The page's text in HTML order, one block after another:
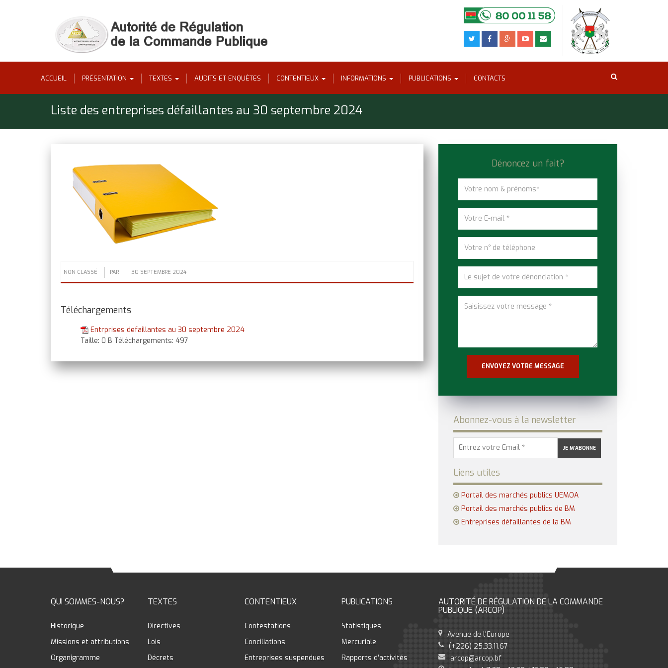
ACCUEIL PRÉSENTATION TEXTES AUDITS ET ENQUÊTES CONTENTIEUX INFORMATIONS PUBLICATIONS CONTACTS
Liste des entreprises défaillantes au 30 septembre 2024
NON CLASSÉ PAR 30 SEPTEMBRE 2024
Téléchargements
Entrprises defaillantes au 30 septembre 2024
Taille: 0 B Téléchargements: 497
Dénoncez un fait?
Abonnez-vous à la newsletter
Liens utiles
Portail des marchés publics UEMOA
Portail des marchés publics de BM
Entreprises défaillantes de la BM
QUI SOMMES-NOUS?
Historique
Missions et attributions
Organigramme
TEXTES
Directives
Lois
Décrets
CONTENTIEUX
Contestations
Conciliations
Entreprises suspendues
PUBLICATIONS
Statistiques
Mercuriale
Rapports d’activités
AUTORITÉ DE RÉGULATION DE LA COMMANDE
PUBLIQUE (ARCOP)
Avenue de l'Europe
(+226) 25.33.11.67
arcop@arcop.bf